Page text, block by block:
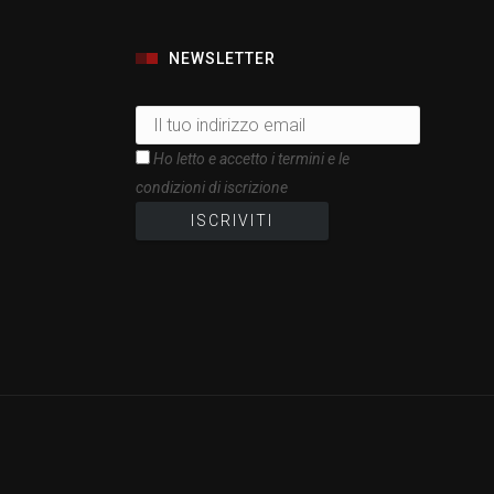
NEWSLETTER
Ho letto e accetto i termini e le
condizioni di iscrizione